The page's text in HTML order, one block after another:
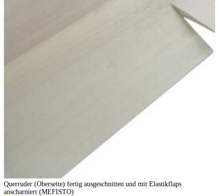
Querruder (Oberseite) fertig ausgeschnitten und mit Elastikflaps
anscharniert (MEFISTO)